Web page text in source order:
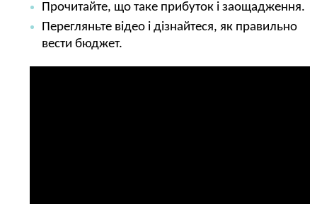
Прочитайте, що таке прибуток і заощадження.
Перегляньте відео і дізнайтеся, як правильно
вести бюджет.